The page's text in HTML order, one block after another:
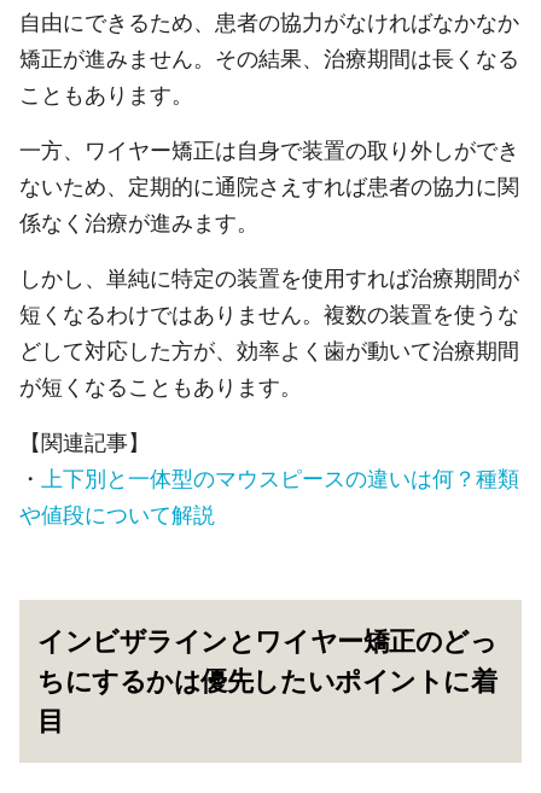
自由にできるため、患者の協力がなければなかなか
矯正が進みません。その結果、治療期間は長くなる
こともあります。
一方、ワイヤー矯正は自身で装置の取り外しができ
ないため、定期的に通院さえすれば患者の協力に関
係なく治療が進みます。
しかし、単純に特定の装置を使用すれば治療期間が
短くなるわけではありません。複数の装置を使うな
どして対応した方が、効率よく歯が動いて治療期間
が短くなることもあります。
【関連記事】
・
上下別と一体型のマウスピースの違いは何？種類
や値段について解説
インビザラインとワイヤー矯正のどっ
ちにするかは優先したいポイントに着
目